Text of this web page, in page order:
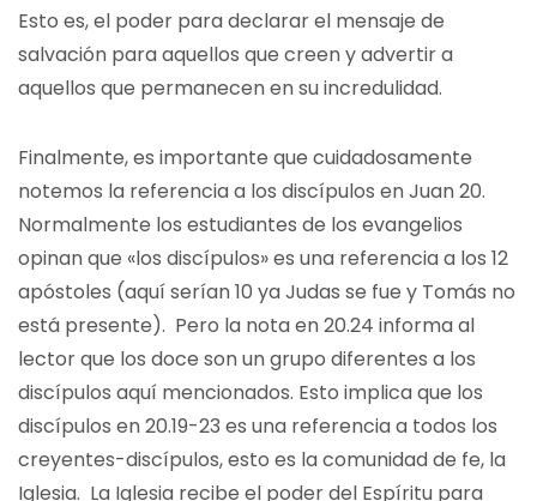
Esto es, el poder para declarar el mensaje de
salvación para aquellos que creen y advertir a
aquellos que permanecen en su incredulidad.
Finalmente, es importante que cuidadosamente
notemos la referencia a los discípulos en Juan 20.
Normalmente los estudiantes de los evangelios
opinan que «los discípulos» es una referencia a los 12
apóstoles (aquí serían 10 ya Judas se fue y Tomás no
está presente). Pero la nota en 20.24 informa al
lector que los doce son un grupo diferentes a los
discípulos aquí mencionados. Esto implica que los
discípulos en 20.19-23 es una referencia a todos los
creyentes-discípulos, esto es la comunidad de fe, la
Iglesia. La Iglesia recibe el poder del Espíritu para